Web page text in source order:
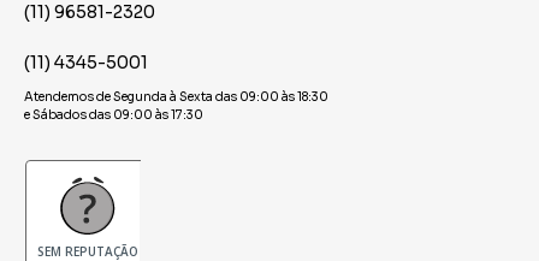
(11) 96581-2320
(11) 4345-5001
Atendemos de Segunda à Sexta das 09:00 às 18:30
e Sábados das 09:00 às 17:30